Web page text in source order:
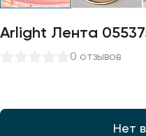
Arlight Лента
0 отзывов
Нет